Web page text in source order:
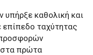
καθολική και
ταχύτητας
προσφορών
πρώτα